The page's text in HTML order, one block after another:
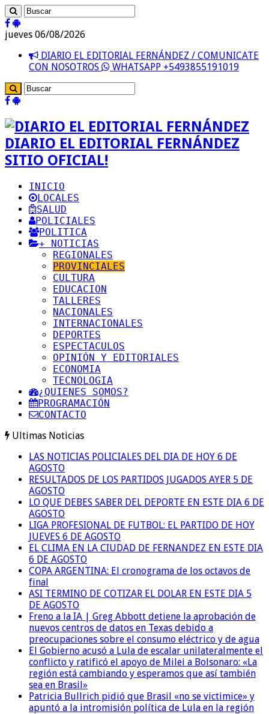
jueves 06/08/2026
DIARIO EL EDITORIAL FERNÁNDEZ / COMUNICATE
CON NOSOTROS
WHATSAPP +5493855191019
DIARIO EL EDITORIAL FERNÁNDEZ
SITIO OFICIAL!
INICIO
LOCALES
SALUD
POLICIALES
POLITICA
+ NOTICIAS
REGIONALES
PROVINCIALES
CULTURA
EDUCACION
TALLERES
NACIONALES
INTERNACIONALES
DEPORTES
ESPECTACULOS
OPINIÓN Y EDITORIALES
ECONOMIA
TECNOLOGIA
¿QUIENES SOMOS?
PROGRAMACIÓN
CONTACTO
Ultimas Noticias
LAS NOTICIAS POLICIALES DEL DIA DE HOY 6 DE
AGOSTO
RESULTADOS DE LOS PARTIDOS JUGADOS AYER 5 DE
AGOSTO
LO QUE DEBES SABER DEL DEPORTE EN ESTE DIA 6 DE
AGOSTO
LIGA PROFESIONAL DE FUTBOL: EL PARTIDO DE HOY
JUEVES 6 DE AGOSTO
EL CLIMA EN LA CIUDAD DE FERNANDEZ EN ESTE DIA
6 DE AGOSTO
COPA ARGENTINA: El cronograma de los octavos de
final
ASI TERMINO DE COTIZAR EL DOLAR EN ESTE DIA 5
DE AGOSTO
Freno a la IA | Greg Abbott detiene la aprobación de
nuevos centros de datos en Texas debido a
preocupaciones sobre el consumo eléctrico y de agua
El Gobierno acusó a Lula de escalar unilateralmente el
conflicto y ratificó el apoyo de Milei a Bolsonaro: «La
región está cambiando y esperamos que así también
sea en Brasil»
Patricia Bullrich pidió que Brasil «no se victimice» y
apuntó a la intromisión política de Lula en la región